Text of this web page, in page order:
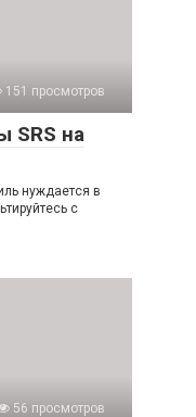
151 просмотров
SRS на
нуждается в
с
56 просмотров